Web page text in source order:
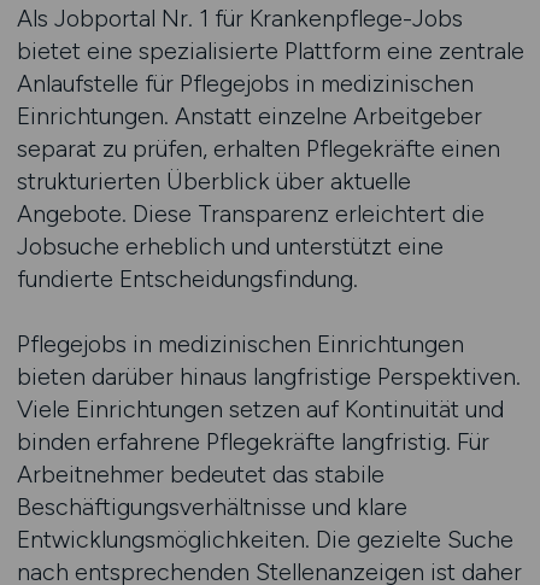
Als Jobportal Nr. 1 für Krankenpflege-Jobs
bietet eine spezialisierte Plattform eine zentrale
Anlaufstelle für Pflegejobs in medizinischen
Einrichtungen. Anstatt einzelne Arbeitgeber
separat zu prüfen, erhalten Pflegekräfte einen
strukturierten Überblick über aktuelle
Angebote. Diese Transparenz erleichtert die
Jobsuche erheblich und unterstützt eine
fundierte Entscheidungsfindung.
Pflegejobs in medizinischen Einrichtungen
bieten darüber hinaus langfristige Perspektiven.
Viele Einrichtungen setzen auf Kontinuität und
binden erfahrene Pflegekräfte langfristig. Für
Arbeitnehmer bedeutet das stabile
Beschäftigungsverhältnisse und klare
Entwicklungsmöglichkeiten. Die gezielte Suche
nach entsprechenden Stellenanzeigen ist daher